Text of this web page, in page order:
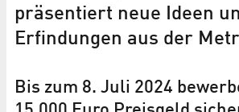
präsentiert neue Ideen
Erfindungen aus der
Bis zum 8. Juli 2024